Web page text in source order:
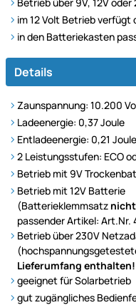
im 12 Volt Betrieb verfügt
in den Batteriekasten
Details
Zaunspannung: 10.200
Ladeenergie: 0,37 Joule
Entladeenergie: 0,21 Joule
2 Leistungsstufen: ECO
Betrieb mit 9V
Betrieb mit 12V Batterie
(Batterieklemmsatz
passender Artikel: Art.Nr.
Betrieb über 230V
Lieferumfang enthalten!
geeignet für Solarbetrieb
gut zugängliches